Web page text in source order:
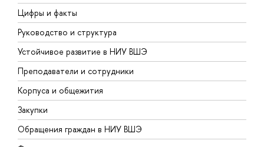
Цифры и факты
Руководство и структура
Устойчивое развитие в НИУ ВШЭ
Преподаватели и сотрудники
Корпуса и общежития
Закупки
Обращения граждан в НИУ ВШЭ